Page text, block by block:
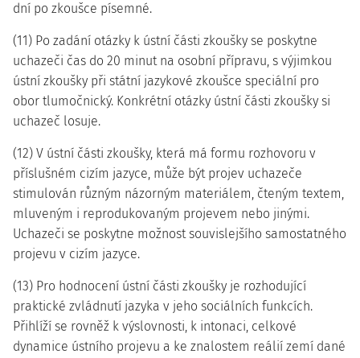
dní po zkoušce písemné.
(11) Po zadání otázky k ústní části zkoušky se poskytne
uchazeči čas do 20 minut na osobní přípravu, s výjimkou
ústní zkoušky při státní jazykové zkoušce speciální pro
obor tlumočnický. Konkrétní otázky ústní části zkoušky si
uchazeč losuje.
(12) V ústní části zkoušky, která má formu rozhovoru v
příslušném cizím jazyce, může být projev uchazeče
stimulován různým názorným materiálem, čteným textem,
mluveným i reprodukovaným projevem nebo jinými.
Uchazeči se poskytne možnost souvislejšího samostatného
projevu v cizím jazyce.
(13) Pro hodnocení ústní části zkoušky je rozhodující
praktické zvládnutí jazyka v jeho sociálních funkcích.
Přihlíží se rovněž k výslovnosti, k intonaci, celkové
dynamice ústního projevu a ke znalostem reálií zemí dané